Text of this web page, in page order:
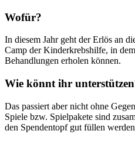
Wofür?
In diesem Jahr geht der Erlös an
Camp der Kinderkrebshilfe, in
Behandlungen erholen können.
Wie könnt ihr unterstützen
Das passiert aber nicht ohne
Spiele bzw. Spielpakete sind
den Spendentopf gut füllen